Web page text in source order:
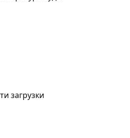
загрузки